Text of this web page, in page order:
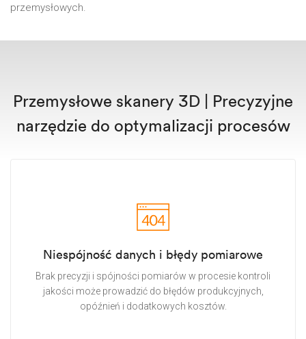
przemysłowych.
Przemysłowe skanery 3D | Precyzyjne
narzędzie do optymalizacji procesów
Niespójność danych i błędy pomiarowe
Brak precyzji i spójności pomiarów w procesie kontroli
jakości może prowadzić do błędów produkcyjnych,
opóźnień i dodatkowych kosztów.